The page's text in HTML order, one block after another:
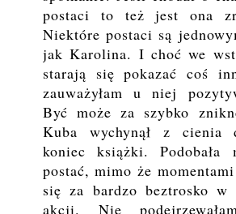
postaci to też jest ona
Niektóre postaci są
jak Karolina. I choć we
starają się pokazać coś
zauważyłam u niej
Być może za szybko
Kuba wychynął z cienia
koniec książki.
postać, mimo że momentami
się za bardzo beztrosko w
akcji. Nie